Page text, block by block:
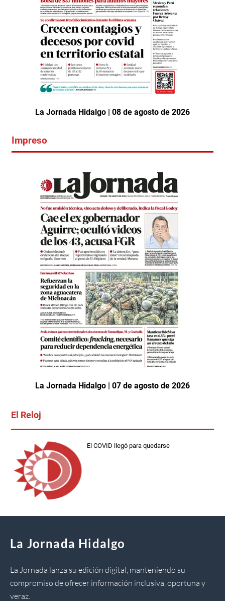
La Jornada Hidalgo | 08 de agosto de 2026
Impreso
La Jornada Hidalgo | 07 de agosto de 2026
El Reloj
El COVID llegó para quedarse
La Jornada Hidalgo
La Jornada lanza su edición digital, manteniendo su
compromiso de ofrecer información inclusiva, oportuna y
veraz.